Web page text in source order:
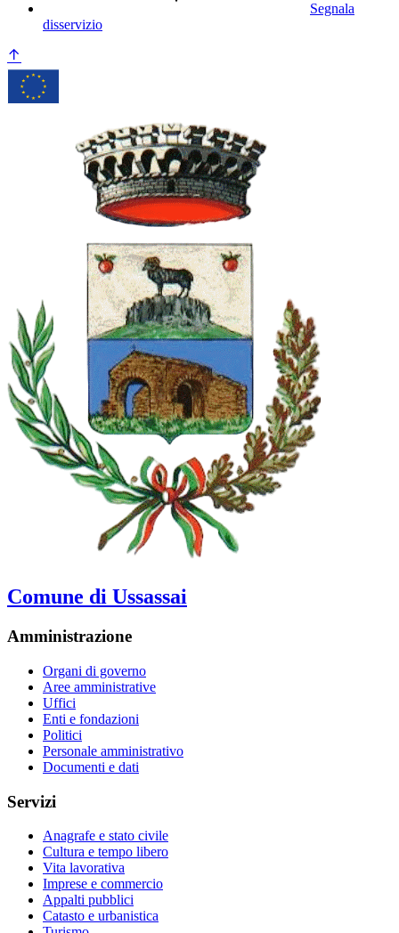
Segnala
disservizio
Comune di Ussassai
Amministrazione
Organi di governo
Aree amministrative
Uffici
Enti e fondazioni
Politici
Personale amministrativo
Documenti e dati
Servizi
Anagrafe e stato civile
Cultura e tempo libero
Vita lavorativa
Imprese e commercio
Appalti pubblici
Catasto e urbanistica